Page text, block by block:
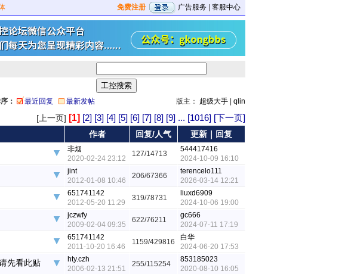
免费注册 广告服务 客服中心
： 最近回复 最新发帖 版主： 超级大手
qlin
[上一页] [1] [2] [3] [4] [5] [6] [7] [8] [9] ... [1016] [下一页]
作者 回复/人气
更新｜回复
非烟
2020-02-24 23:12
127/14713
544417416
2024-10-09 16:10
jint
2012-01-08 10:46
206/67366
terencelo111
2026-03-14 12:21
651741142
2012-05-20 11:29
319/78731
liuxd6909
2024-10-06 19:00
jczwfy
2009-02-04 09:35
622/76211
gc666
2024-07-11 17:19
651741142
2011-10-20 16:46
1159/429816
白华
2024-06-20 17:53
先看此贴
hty.czh
2006-02-13 21:51
255/115254
853185023
2020-08-10 16:05